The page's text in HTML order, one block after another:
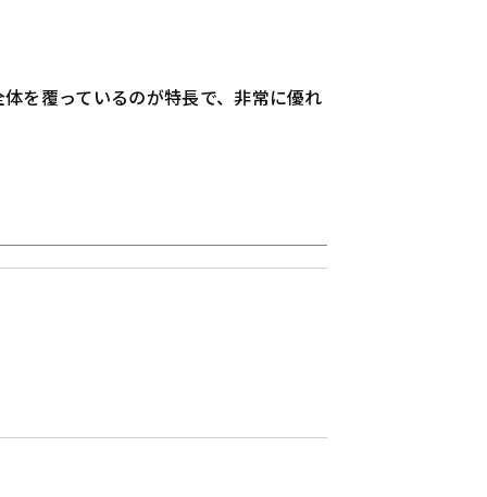
を覆っているのが特長で、非常に優れ